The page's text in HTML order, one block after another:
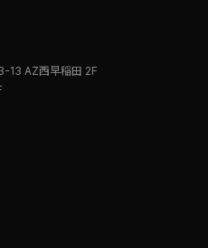
13 AZ西早稲田 2F